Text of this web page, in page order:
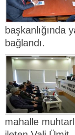
başkanlığında
bağlandı.
mahalle